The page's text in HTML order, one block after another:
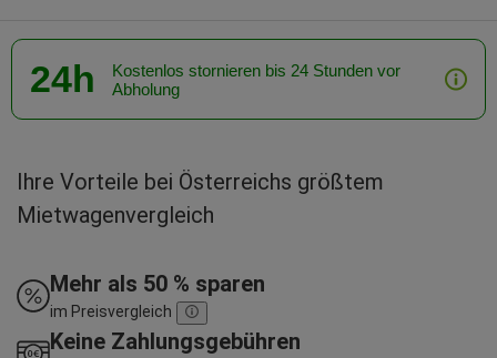
24h
Kostenlos stornieren bis 24 Stunden vor
Abholung
Ihre Vorteile bei Österreichs größtem
Mietwagenvergleich
Mehr als 50 % sparen
im Preisvergleich
Keine Zahlungsgebühren